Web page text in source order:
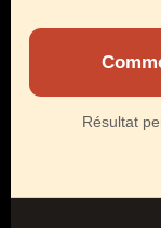
Résultat